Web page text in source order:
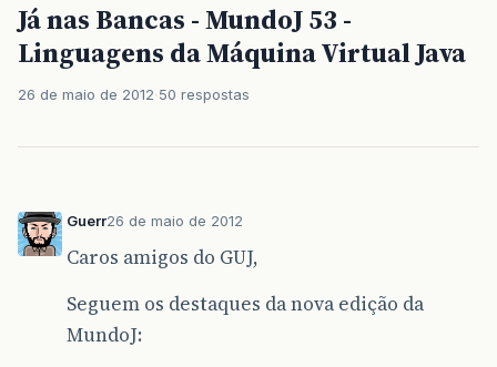
Já nas Bancas - MundoJ 53 -
Linguagens da Máquina Virtual Java
26 de maio de 2012 50 respostas
Guerr26 de maio de 2012
Caros amigos do GUJ,
Seguem os destaques da nova edição da
MundoJ: